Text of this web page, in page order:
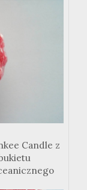
Candle z